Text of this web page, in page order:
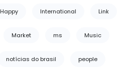
Happy International Link
Market ms Music
notícias do brasil people